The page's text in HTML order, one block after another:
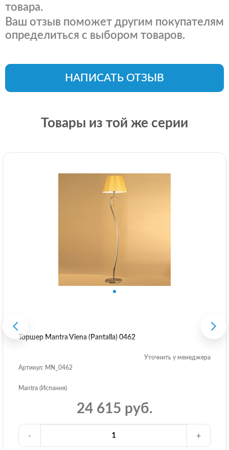
товара.
Ваш отзыв поможет другим покупателям
определиться с выбором товаров.
НАПИСАТЬ ОТЗЫВ
Товары из той же серии
Торшер Mantra Viena (Pantalla) 0462
Уточнить у менеджера
Артикул: MN_0462
Mantra (Испания)
24 615 руб.
- +